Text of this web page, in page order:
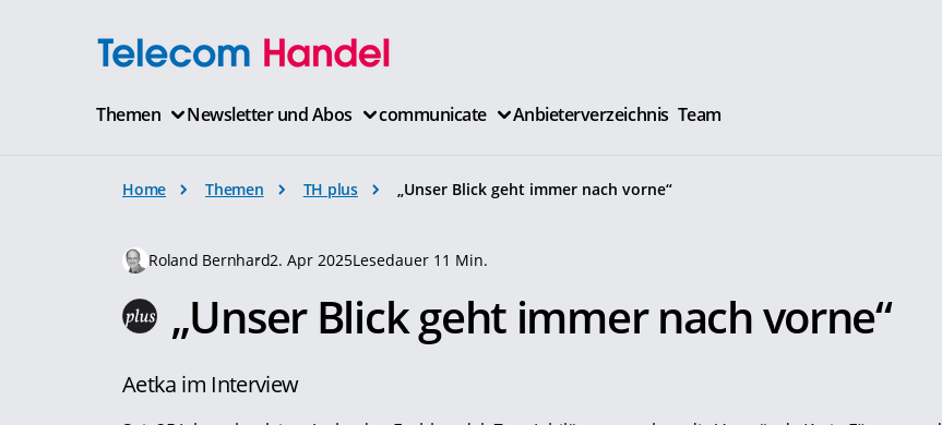
Themen Newsletter und Abos communicate Anbieterverzeichnis Team
Home Themen TH plus „Unser Blick geht immer nach vorne“
Roland Bernhard2. Apr 2025Lesedauer 11 Min.
„Unser Blick geht immer nach vorne“
Aetka im Interview